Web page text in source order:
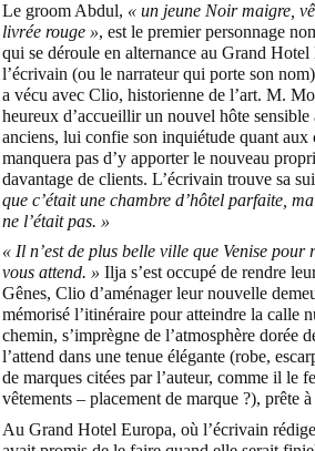
Le groom Abdul, « un jeune Noir maigre,
livrée rouge », est le premier personnage
qui se déroule en alternance au Grand Hotel
l’écrivain (ou le narrateur qui porte son
a vécu avec Clio, historienne de l’art. M.
heureux d’accueillir un nouvel hôte sensible
anciens, lui confie son inquiétude quant aux
manquera pas d’y apporter le nouveau
davantage de clients. L’écrivain trouve sa
que c’était une chambre d’hôtel parfaite,
ne l’était pas. »
« Il n’est de plus belle ville que Venise pour
vous attend. » Ilja s’est occupé de rendre
Gênes, Clio d’aménager leur nouvelle
mémorisé l’itinéraire pour atteindre la calle
chemin, s’imprègne de l’atmosphère dorée
l’attend dans une tenue élégante (robe,
de marques citées par l’auteur, comme il le
vêtements – placement de marque ?), prête
Au Grand Hotel Europa, où l’écrivain